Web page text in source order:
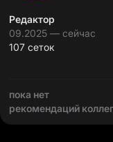
Редактор
09.2025 — сейчас
107 сеток
пока нет
рекомендаций коллег